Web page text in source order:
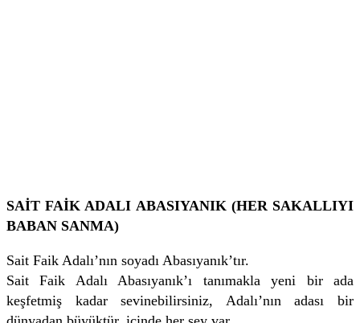
SAİT FAİK ADALI ABASIYANIK (HER SAKALLIYI
BABAN SANMA)
Sait Faik Adalı’nın soyadı Abasıyanık’tır.
Sait Faik Adalı Abasıyanık’ı tanımakla yeni bir ada
keşfetmiş kadar sevinebilirsiniz, Adalı’nın adası bir